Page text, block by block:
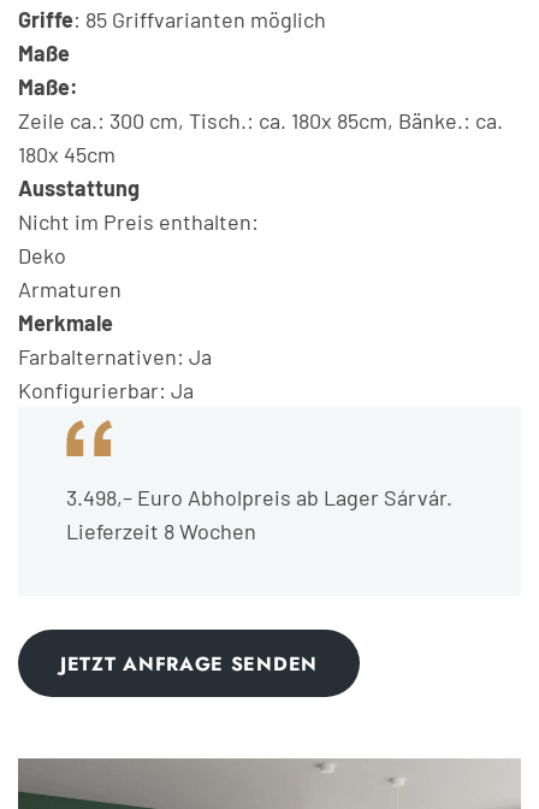
Griffe: 85 Griffvarianten möglich
Maße
Maße:
Zeile ca.: 300 cm, Tisch.: ca. 180x 85cm, Bänke.: ca.
180x 45cm
Ausstattung
Nicht im Preis enthalten:
Deko
Armaturen
Merkmale
Farbalternativen: Ja
Konfigurierbar: Ja
3.498,– Euro Abholpreis ab Lager Sárvár.
Lieferzeit 8 Wochen
JETZT ANFRAGE SENDEN